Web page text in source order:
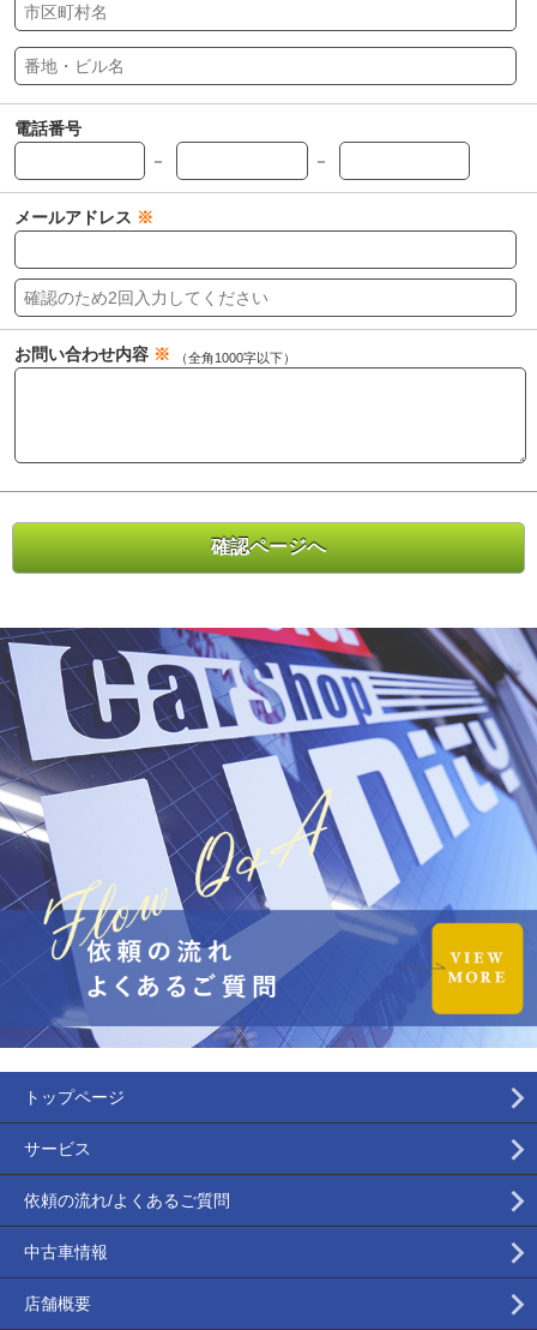
電話番号
－
－
メールアドレス ※
お問い合わせ内容 ※ （全角1000字以下）
トップページ
サービス
依頼の流れ/よくあるご質問
中古車情報
店舗概要